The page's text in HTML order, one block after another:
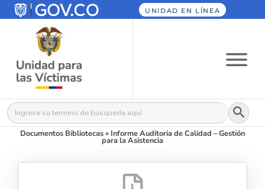
UNIDAD EN LÍNEA
Buscar: Botón
Documentos Bibliotecas» Informe Auditoria de Calidad – Gestión
para la Asistencia